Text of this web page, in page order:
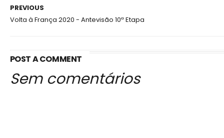
PREVIOUS
Volta à França 2020 - Antevisão 10ª Etapa
POST A COMMENT
Sem comentários